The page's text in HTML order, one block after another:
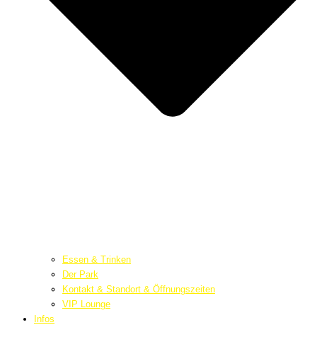
Essen & Trinken
Der Park
Kontakt & Standort & Öffnungszeiten
VIP Lounge
Infos